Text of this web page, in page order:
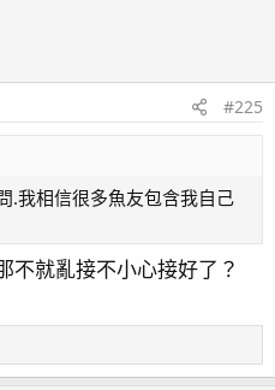
錄海水缸現況了
#225
.我相信很多魚友包含我自己
不就亂接不小心接好了？